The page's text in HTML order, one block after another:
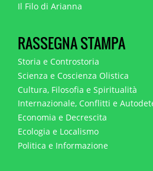
Il Filo di Arianna
RASSEGNA STAMPA
Storia e Controstoria
Scienza e Coscienza Olistica
Cultura, Filosofia e Spiritualità
Internazionale, Conflitti e
Economia e Decrescita
Ecologia e Localismo
Politica e Informazione